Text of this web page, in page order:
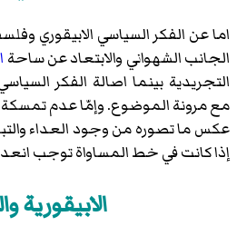
اما عن الفكر السياسي الابيقوري
الجانب الشهواني والابتعاد عن ساحة
التجريدية بينما اصالة الفكر
مع مرونة الموضوع. وإمّا عدم تمسكة
عكس ما تصوره من وجود العداء
إذا كانت في خط المساواة توجب
الابيقورية